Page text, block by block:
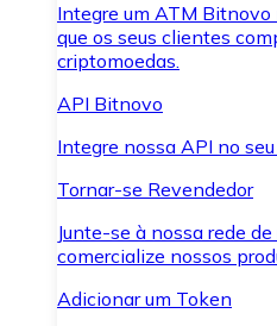
Integre um ATM
que os seus clientes
criptomoedas.
API Bitnovo
Integre nossa API no
Tornar-se Revendedor
Junte-se à nossa rede
comercialize nossos
Adicionar um Token